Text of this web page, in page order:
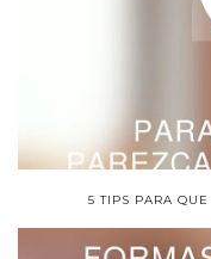
5 TIPS PARA